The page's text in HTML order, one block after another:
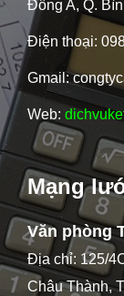
Đông A, Q.
Điện thoại:
Gmail:
Web:
Mạng
Văn phòng
Địa chỉ: 125/
Châu Thành,